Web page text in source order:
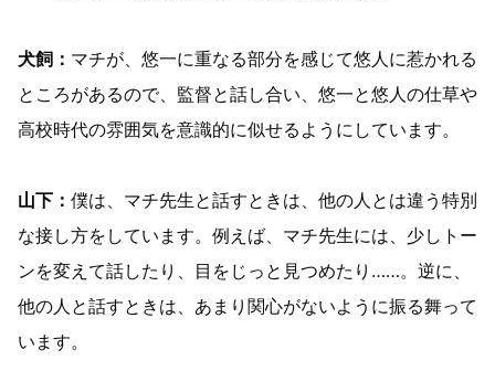
犬飼： マチが、悠一に重なる部分を感じて悠人に惹かれる
ところがあるので、監督と話し合い、悠一と悠人の仕草や
高校時代の雰囲気を意識的に似せるようにしています。
山下： 僕は、マチ先生と話すときは、他の人とは違う特別
な接し方をしています。例えば、マチ先生には、少しトー
ンを変えて話したり、目をじっと見つめたり……。逆に、
他の人と話すときは、あまり関心がないように振る舞って
います。